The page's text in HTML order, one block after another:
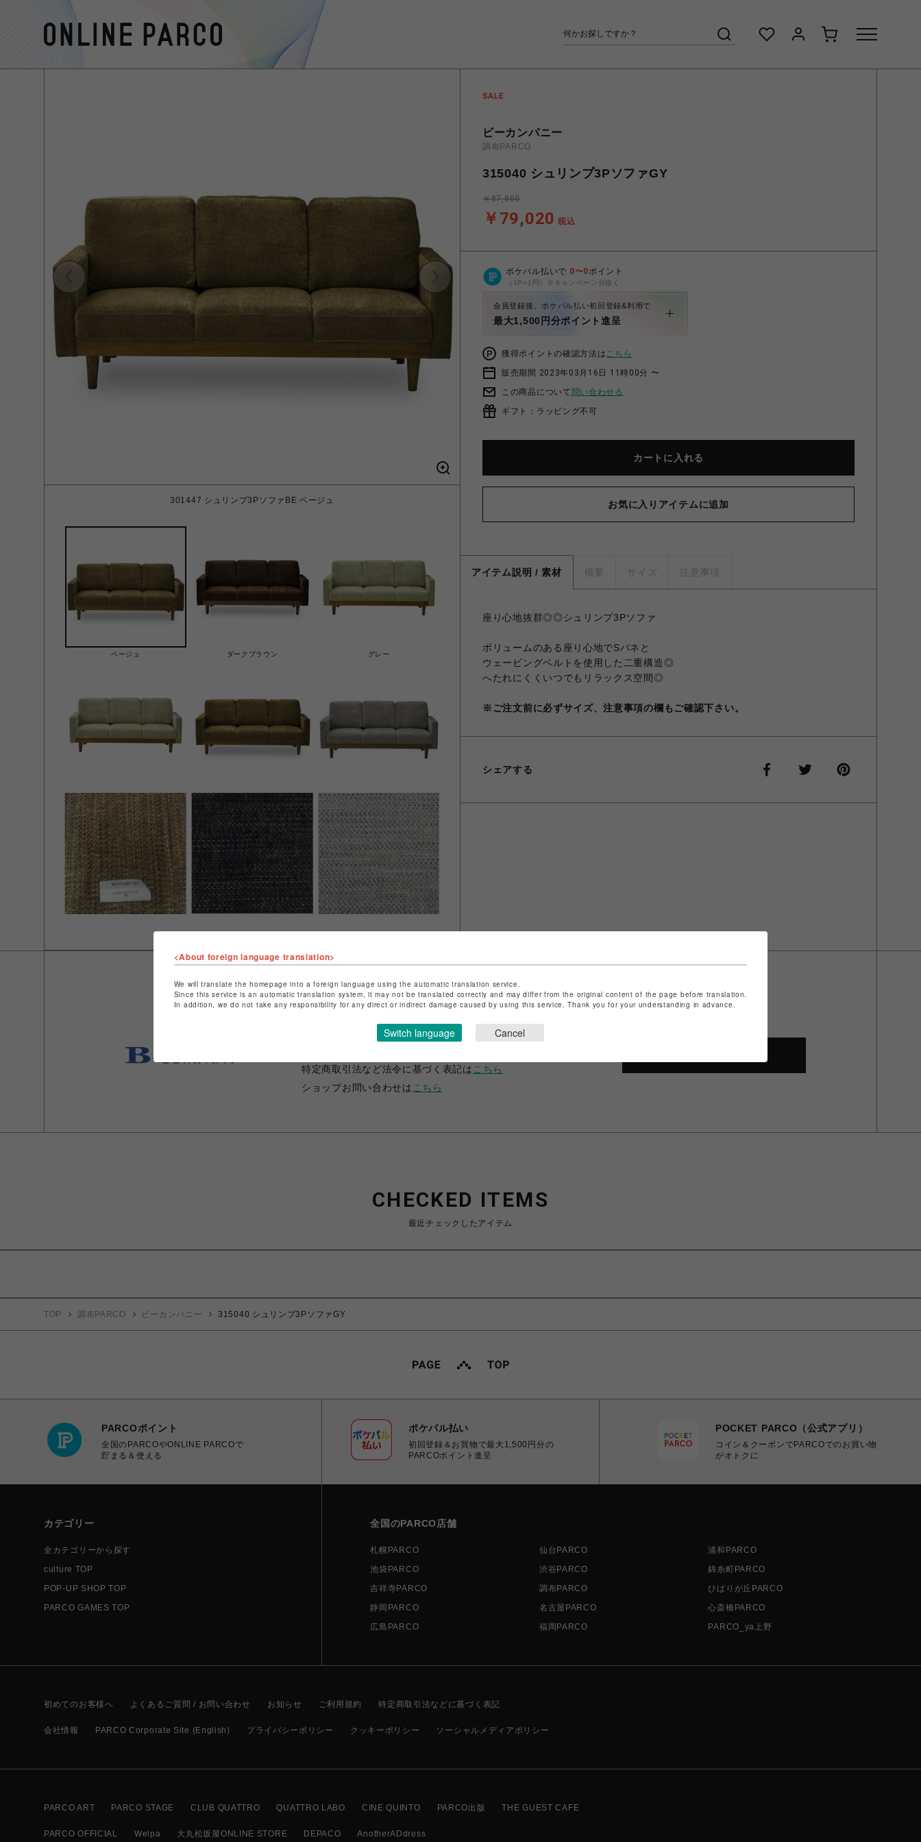
301447 シュリンプ3PソファBE ベージュ 471133 シュリンプ3PソファDBR ダークブラウン
ベージュ ダークブラウン グレー
ビーカンパニー
調布PARCO
315040 シュリンプ3PソファGY
￥79,020 税込
￥87,800
ポケパル払いで 0〜0ポイント
（1P=1円）※キャンペーン分除く
会員登録後、ポケパル払い初回登録&利用で
最大1,500円分ポイント進呈
獲得ポイントの確認方法はこちら
販売期間 2023年03月16日 11時00分 〜
この商品について 問い合わせる
ギフト：ラッピング不可
カートに入れる
お気に入りアイテムに追加
アイテム説明 / 素材 概要 サイズ 注意事項
座り心地抜群◎◎シュリンプ3Pソファ
ボリュームのある座り心地でSバネと
ウェービングベルトを使用した二重構造◎
へたれにくくいつでもリラックス空間◎
※ご注文前に必ずサイズ、注意事項の欄もご確認下さい。
シェアする
ビーカンパニー
調布PARCO
特定商取引法など法令に基づく表記は こちら
ショップお問い合わせは こちら
CHECKED ITEMS
最近チェックしたアイテム
TOP 調布PARCO ビーカンパニー 315040 シュリンプ3PソファGY
PARCOポイント
全国のPARCOやONLINE PARCOで
貯まる＆使える
ポケパル払い
初回登録＆お買物で最大1,500円分の
PARCOポイント進呈
POCKET PARCO（公式アプリ）
コイン＆クーポンでPARCOでのお買い物
がオトクに
カテゴリー
全カテゴリーから探す
culture TOP
POP-UP SHOP TOP
PARCO GAMES TOP
全国のPARCO店舗
札幌PARCO 仙台PARCO
浦和PARCO
池袋PARCO
渋谷PARCO
錦糸町PARCO
吉祥寺PARCO
調布PARCO
ひばりが丘PARCO
静岡PARCO
名古屋PARCO
心斎橋PARCO
広島PARCO
福岡PARCO PARCO_ya上野
初めてのお客様へ よくあるご質問 / お問い合わせ お知らせ ご利用規約 特定商取引法などに基づく表記
会社情報 PARCO Corporate Site (English) プライバシーポリシー クッキーポリシー ソーシャルメディアポリシー
PARCO ART PARCO STAGE CLUB QUATTRO QUATTRO LABO CINE QUINTO PARCO出版 THE GUEST CAFE
PARCO OFFICIAL Welpa 大丸松坂屋ONLINE STORE DEPACO AnotherADdress
<About foreign language translation>
We will translate the homepage into a foreign language using the automatic translation service.
Since this service is an automatic translation system, it may not be translated correctly and may differ from the original content of the page before translation.
In addition, we do not take any responsibility for any direct or indirect damage caused by using this service. Thank you for your understanding in advance.
Switch language Cancel